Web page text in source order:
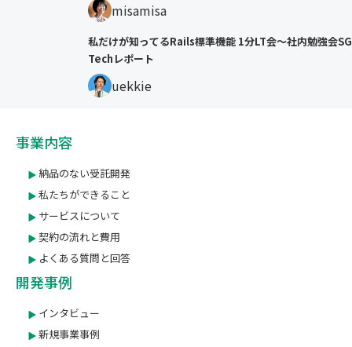
misamisa
私だけが知ってるRails標準機能 1分LT会〜社内勉強会SG
Techレポート
uekkie
事業内容
納品のない受託開発
私たちができること
サービスについて
契約の流れと費用
よくある質問と回答
開発事例
インタビュー
新規事業事例